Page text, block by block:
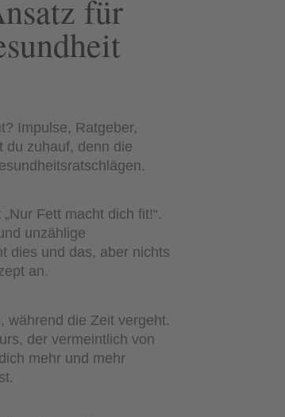
für
Impulse, Ratgeber,
du zuhauf, denn die
Fett macht dich fit!“.
unzählige
dies und das, aber nichts
an.
während die Zeit vergeht.
der vermeintlich von
mehr und mehr